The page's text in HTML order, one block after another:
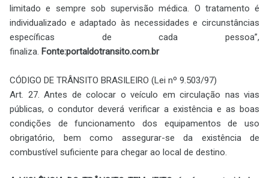
limitado e sempre sob supervisão médica. O tratamento é
individualizado e adaptado às necessidades e circunstâncias
específicas de cada pessoa”,
finaliza. Fonte:portaldotransito.com.br
CÓDIGO DE TRÂNSITO BRASILEIRO (Lei nº 9.503/97)
Art. 27. Antes de colocar o veículo em circulação nas vias
públicas, o condutor deverá verificar a existência e as boas
condições de funcionamento dos equipamentos de uso
obrigatório, bem como assegurar-se da existência de
combustível suficiente para chegar ao local de destino.